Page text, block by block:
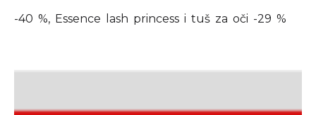
-40 %, Essence lash princess i tuš za oči -29 %